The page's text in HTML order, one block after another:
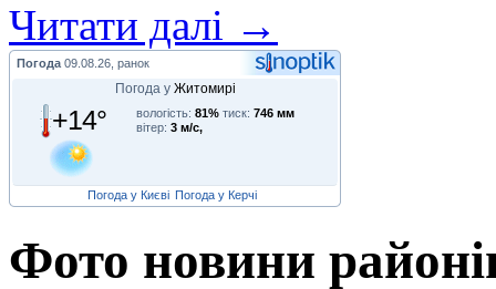
Читати далі →
Погода 09.08.26, ранок
Погода у Житомирі
+14° вологість: 81% тиск: 746 мм
вітер: 3 м/с,
Погода у Києві Погода у Керчі
Фото новини